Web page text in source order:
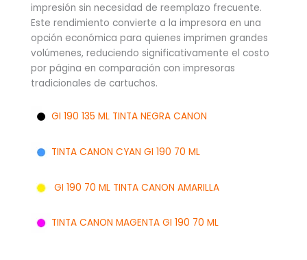
impresión sin necesidad de reemplazo frecuente.
Este rendimiento convierte a la impresora en una
opción económica para quienes imprimen grandes
volúmenes, reduciendo significativamente el costo
por página en comparación con impresoras
tradicionales de cartuchos.
GI 190 135 ML TINTA NEGRA CANON
TINTA CANON CYAN GI 190 70 ML
GI 190 70 ML TINTA CANON AMARILLA
TINTA CANON MAGENTA GI 190 70 ML